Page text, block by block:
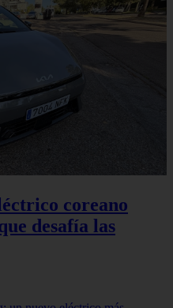
coreano
desafía las